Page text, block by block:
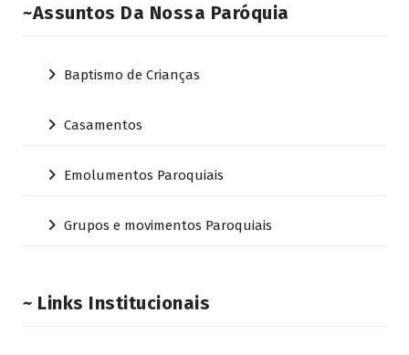
~Assuntos Da Nossa Paróquia
Baptismo de Crianças
Casamentos
Emolumentos Paroquiais
Grupos e movimentos Paroquiais
~ Links Institucionais